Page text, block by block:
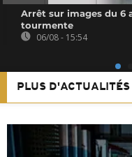
Arrêt sur images du 6
tourmente
06/08 - 15:54
PLUS D'ACTUALITÉS